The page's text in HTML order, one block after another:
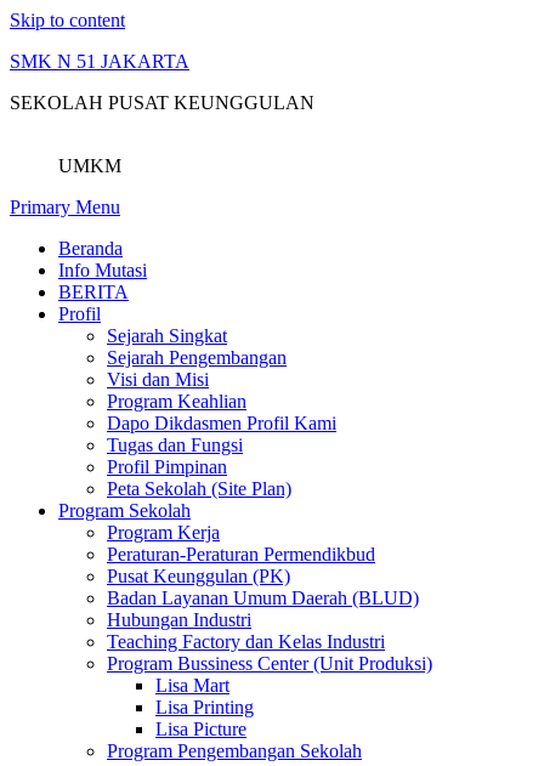
Skip to content
SMK N 51 JAKARTA
SEKOLAH PUSAT KEUNGGULAN
UMKM
Primary Menu
Beranda
Info Mutasi
BERITA
Profil
Sejarah Singkat
Sejarah Pengembangan
Visi dan Misi
Program Keahlian
Dapo Dikdasmen Profil Kami
Tugas dan Fungsi
Profil Pimpinan
Peta Sekolah (Site Plan)
Program Sekolah
Program Kerja
Peraturan-Peraturan Permendikbud
Pusat Keunggulan (PK)
Badan Layanan Umum Daerah (BLUD)
Hubungan Industri
Teaching Factory dan Kelas Industri
Program Bussiness Center (Unit Produksi)
Lisa Mart
Lisa Printing
Lisa Picture
Program Pengembangan Sekolah